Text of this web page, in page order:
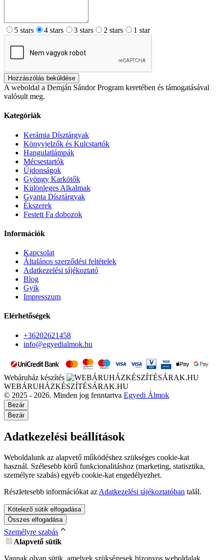
5 stars 4 stars 3 stars 2 stars 1 star
Hozzászólás beküldése
A weboldal a Demján Sándor Program keretében és támogatásával
valósult meg.
Kategóriák
Kerámia Dísztárgyak
Könyvjelzők és Kulcstartók
Hangulatlámpák
Mécsestartók
Újdonságok
Gyöngy Karkötők
Különleges Alkalmak
Gyanta Dísztárgyak
Ékszerek
Festett Fa dobozok
Információk
Kapcsolat
Általános szerződési feltételek
Adatkezelési tájékoztató
Blog
Gyik
Impresszum
Elérhetőségek
+36202621458
info@egyedialmok.hu
Webáruház készítés
WEBÁRUHÁZKÉSZÍTÉSÁRAK.HU
© 2025 - 2026. Minden jog fenntartva Egyedi Álmok
Bezár
Bezár
Adatkezelési beállítások
Weboldalunk az alapvető működéshez szükséges cookie-kat
használ. Szélesebb körű funkcionalitáshoz (marketing, statisztika,
személyre szabás) egyéb cookie-kat engedélyezhet.
Részletesebb információkat az Adatkezelési tájékoztatóban talál.
Kötelező sütik elfogadása
Összes elfogadása
Személyre szabás
Alapvető sütik